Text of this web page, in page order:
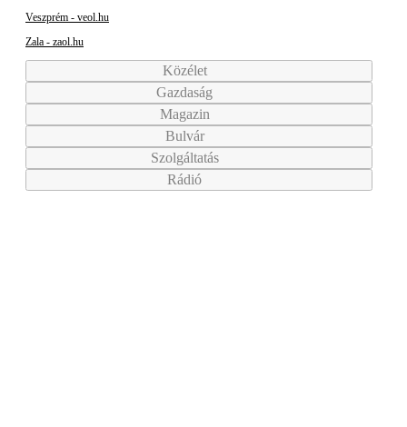
Veszprém - veol.hu
Zala - zaol.hu
Közélet
Gazdaság
Magazin
Bulvár
Szolgáltatás
Rádió